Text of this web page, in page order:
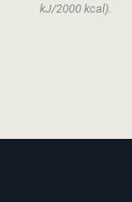
kJ/2000 kcal).